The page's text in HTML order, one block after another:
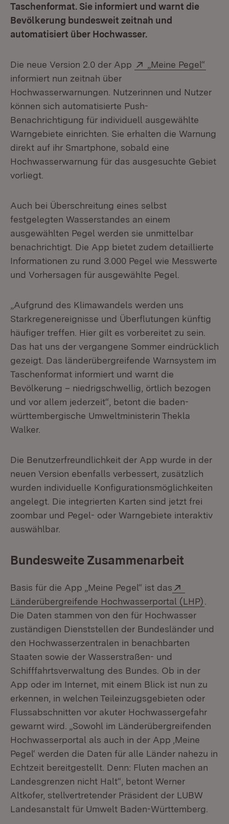
Taschenformat. Sie informiert und warnt die
Bevölkerung bundesweit zeitnah und
automatisiert über Hochwasser.
Die neue Version 2.0 der App Extern:
„Meine Pegel“
informiert nun zeitnah über
Hochwasserwarnungen. Nutzerinnen und Nutzer
können sich automatisierte Push-
Benachrichtigung für individuell ausgewählte
Warngebiete einrichten. Sie erhalten die Warnung
direkt auf ihr Smartphone, sobald eine
Hochwasserwarnung für das ausgesuchte Gebiet
vorliegt.
Auch bei Überschreitung eines selbst
festgelegten Wasserstandes an einem
ausgewählten Pegel werden sie unmittelbar
benachrichtigt. Die App bietet zudem detaillierte
Informationen zu rund 3.000 Pegel wie Messwerte
und Vorhersagen für ausgewählte Pegel.
„Aufgrund des Klimawandels werden uns
Starkregenereignisse und Überflutungen künftig
häufiger treffen. Hier gilt es vorbereitet zu sein.
Das hat uns der vergangene Sommer eindrücklich
gezeigt. Das länderübergreifende Warnsystem im
Taschenformat informiert und warnt die
Bevölkerung – niedrigschwellig, örtlich bezogen
und vor allem jederzeit“, betont die baden-
württembergische Umweltministerin Thekla
Walker.
Die Benutzerfreundlichkeit der App wurde in der
neuen Version ebenfalls verbessert, zusätzlich
wurden individuelle Konfigurationsmöglichkeiten
angelegt. Die integrierten Karten sind jetzt frei
zoombar und Pegel- oder Warngebiete interaktiv
auswählbar.
Bundesweite Zusammenarbeit
Basis für die App „Meine Pegel“ ist das
Länderübergreifende Hochwasserportal (LHP)
Die Daten stammen von den für Hochwasser
zuständigen Dienststellen der Bundesländer und
den Hochwasserzentralen in benachbarten
Staaten sowie der Wasserstraßen- und
Schifffahrtsverwaltung des Bundes. Ob in der
App oder im Internet, mit einem Blick ist nun zu
erkennen, in welchen Teileinzugsgebieten oder
Flussabschnitten vor akuter Hochwassergefahr
gewarnt wird. „Sowohl im Länderübergreifenden
Hochwasserportal als auch in der App ‚Meine
Pegel‘ werden die Daten für alle Länder nahezu in
Echtzeit bereitgestellt. Denn: Fluten machen an
Landesgrenzen nicht Halt“, betont Werner
Altkofer, stellvertretender Präsident der LUBW
Landesanstalt für Umwelt Baden-Württemberg.